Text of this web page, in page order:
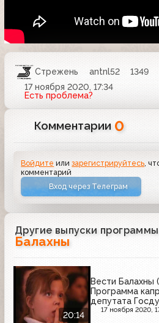
Стрежень antnl52
1349
17 ноября 2020, 17:34
Есть проблема?
Комментарии 0
Войдите илизарегистрируйтесь ,
комментарий
Вход через Телеграм
Другие выпуски программы
Балахны
20:14
Вести Балахны
Программа
депутата
17 ноября 2020,